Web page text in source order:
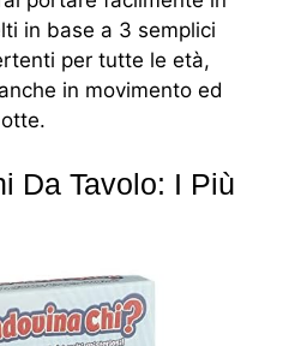
in base a 3 semplici
per tutte le età,
in movimento ed
Da Tavolo: I Più